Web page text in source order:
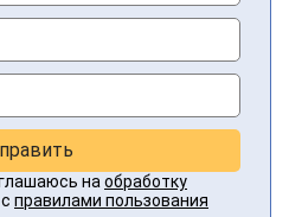
на обработку
правилами пользования